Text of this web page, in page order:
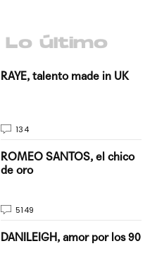
Lo último
RAYE, talento made in UK
134
ROMEO SANTOS, el chico
de oro
5149
DANILEIGH, amor por los 90